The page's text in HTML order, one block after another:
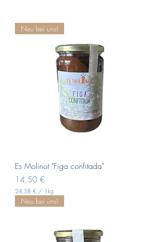
Neu bei uns!
Es Molinot "Figa confitada"
Pris
14,50 €
24,58 € / 1kg
4
Neu bei uns!